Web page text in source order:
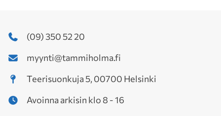
(09) 350 52 20
myynti@tammiholma.fi
Teerisuonkuja 5, 00700 Helsinki
Avoinna arkisin klo 8 - 16